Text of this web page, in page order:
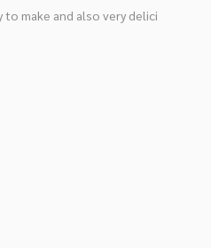
to make and also very delici